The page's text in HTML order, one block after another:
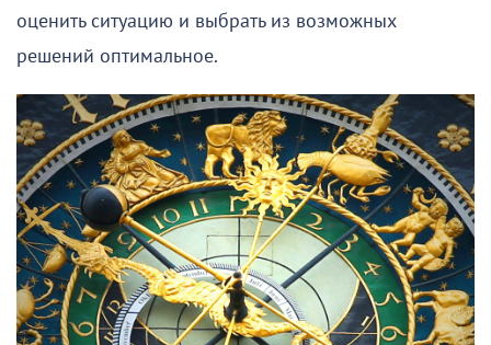
оценить ситуацию и выбрать из возможных
решений оптимальное.